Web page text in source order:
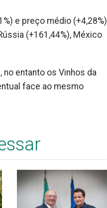
e preço médio (+4,28%)
(+161,44%), México
no entanto os Vinhos da
face ao mesmo